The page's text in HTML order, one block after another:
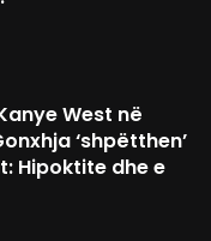
West në
‘shpëtthen’
Hipoktite dhe e